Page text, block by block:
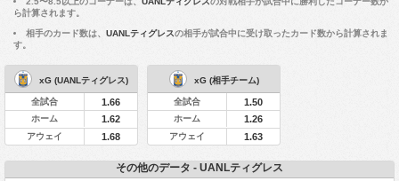
ら計算されます。
相手のカード数は、 UANLティグレスの相手が試合中に受け取ったカード数から計算されま
す。
xG (UANLティグレス)
全試合 1.66
ホーム 1.62
アウェイ 1.68
xG (相手チーム)
全試合 1.50
ホーム 1.26
アウェイ 1.63
その他のデータ - UANLティグレス